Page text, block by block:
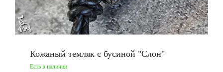
Кожаный темляк с бусиной "Слон"
Есть в наличии